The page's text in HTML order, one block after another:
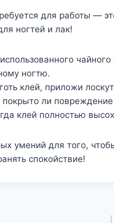
для работы —
ногтей и лак!
ногтю.
клей, приложи
покрыто ли
клей полностью
умений для того,
спокойствие!